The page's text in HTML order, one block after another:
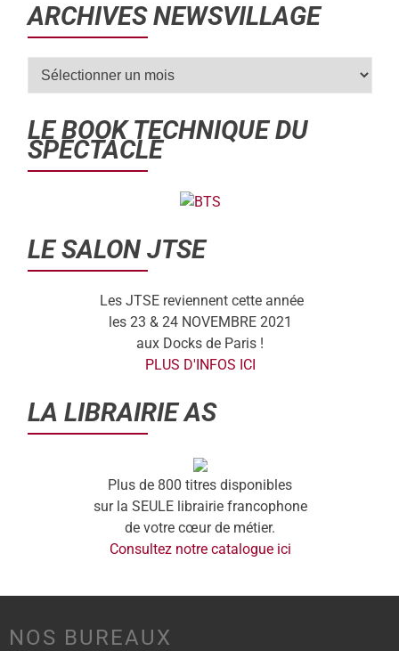
ARCHIVES NEWSVILLAGE
LE BOOK TECHNIQUE DU
SPECTACLE
LE SALON JTSE
Les JTSE reviennent cette année
les 23 & 24 NOVEMBRE 2021
aux Docks de Paris !
PLUS D'INFOS ICI
LA LIBRAIRIE AS
Plus de 800 titres disponibles
sur la SEULE librairie francophone
de votre cœur de métier.
Consultez notre catalogue ici
NOS BUREAUX